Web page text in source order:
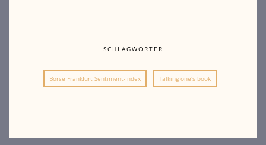
SCHLAGWÖRTER
Börse Frankfurt Sentiment-Index Talking one's book